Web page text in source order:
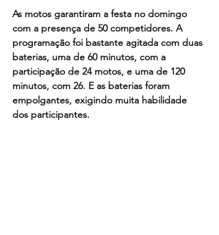
As motos garantiram a festa no domingo
com a presença de 50 competidores. A
programação foi bastante agitada com duas
baterias, uma de 60 minutos, com a
participação de 24 motos, e uma de 120
minutos, com 26. E as baterias foram
empolgantes, exigindo muita habilidade
dos participantes.